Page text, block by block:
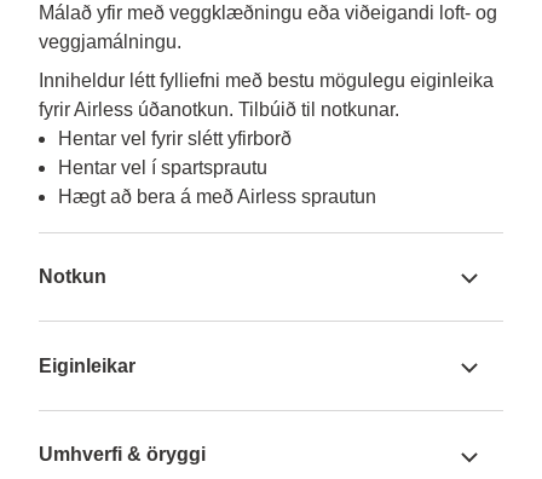
Málað yfir með veggklæðningu eða viðeigandi loft- og
veggjamálningu.
Inniheldur létt fylliefni með bestu mögulegu eiginleika
Hentar vel fyrir slétt yfirborð
Hentar vel í spartsprautu
Hægt að bera á með Airless sprautun
Notkun
Eiginleikar
Umhverfi & öryggi